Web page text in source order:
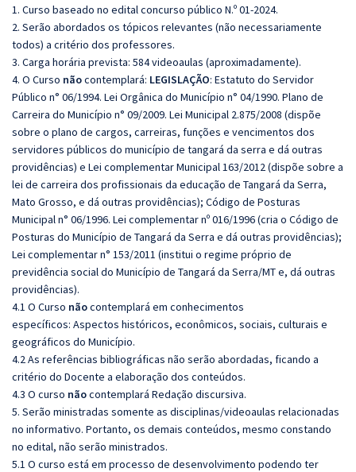
1. Curso baseado no edital concurso público N.º 01-2024.
2. Serão abordados os tópicos relevantes (não necessariamente
todos) a critério dos professores.
3. Carga horária prevista: 584 videoaulas (aproximadamente).
4. O Curso nãocontemplará: LEGISLAÇÃO: Estatuto do Servidor
Público n° 06/1994. Lei Orgânica do Município n° 04/1990. Plano de
Carreira do Município n° 09/2009. Lei Municipal 2.875/2008 (dispõe
sobre o plano de cargos, carreiras, funções e vencimentos dos
servidores públicos do município de tangará da serra e dá outras
providências) e Lei complementar Municipal 163/2012 (dispõe sobre a
lei de carreira dos profissionais da educação de Tangará da Serra,
Mato Grosso, e dá outras providências); Código de Posturas
Municipal n° 06/1996. Lei complementar nº 016/1996 (cria o Código de
Posturas do Município de Tangará da Serra e dá outras providências);
Lei complementar n° 153/2011 (institui o regime próprio de
previdência social do Município de Tangará da Serra/MT e, dá outras
providências).
4.1 O Curso nãocontemplará em conhecimentos
específicos: Aspectos históricos, econômicos, sociais, culturais e
geográficos do Município.
4.2 As referências bibliográficas não serão abordadas, ficando a
critério do Docente a elaboração dos conteúdos.
4.3 O curso nãocontemplará Redação discursiva.
5. Serão ministradas somente as disciplinas/videoaulas relacionadas
no informativo. Portanto, os demais conteúdos, mesmo constando
no edital, não serão ministrados.
5.1 O curso está em processo de desenvolvimento podendo ter